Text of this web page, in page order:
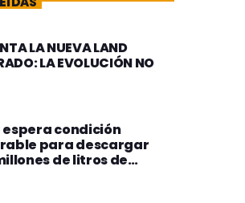
LA NUEVA LAND
LA EVOLUCIÓN NO
espera condición
para descargar
de litros de